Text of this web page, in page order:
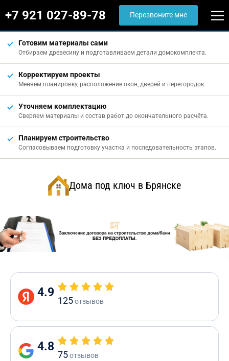
+7 921 027-89-78 Перезвоните мне
Готовим материалы сами
Отбираем древесину и подготавливаем детали домокомплекта.
Корректируем проекты
Меняем планировку, расположение окон, дверей и перегородок.
Уточняем комплектацию
Сверяем материалы и состав работ до окончательного расчёта.
Планируем строительство
Согласовываем подготовку участка и последовательность этапов.
Дома под ключ в Брянске
4.9
125отзывов
4.8
75отзывов